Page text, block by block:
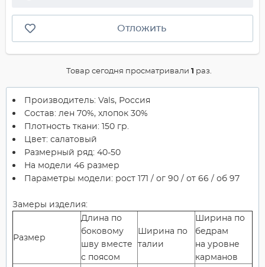
Отложить
Товар сегодня просматривали 1 раз.
Производитель: Vals, Россия
Состав: лен 70%, хлопок 30%
Плотность ткани: 150 гр.
Цвет: салатовый
Размерный ряд: 40-50
На модели 46 размер
Параметры модели: рост 171 / ог 90 / от 66 / об 97
Замеры изделия:
Размер
Длина по
боковому
шву вместе
с поясом
Ширина по
талии
Ширина по
бедрам
на уровне
карманов